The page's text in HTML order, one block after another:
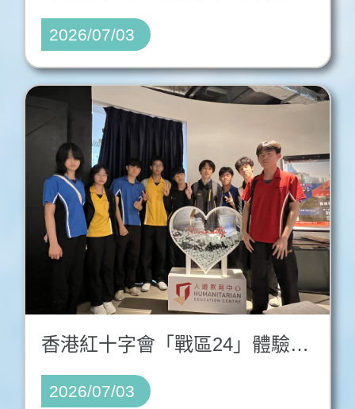
2026/07/03
香港紅十字會「戰區24」體驗活動
2026/07/03